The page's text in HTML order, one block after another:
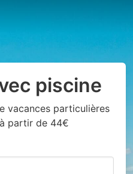
piscine
vacances particulières
partir de 44€